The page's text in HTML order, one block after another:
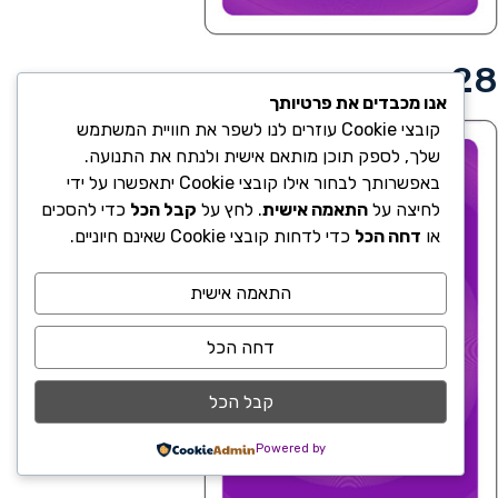
28
אנו מכבדים את פרטיותך
קובצי Cookie עוזרים לנו לשפר את חוויית המשתמש
שלך, לספק תוכן מותאם אישית ולנתח את התנועה.
באפשרותך לבחור אילו קובצי Cookie יתאפשרו על ידי
לחיצה על התאמה אישית. לחץ על קבל הכל כדי להסכים
או דחה הכל כדי לדחות קובצי Cookie שאינם חיוניים.
התאמה אישית
דחה הכל
קבל הכל
Powered by